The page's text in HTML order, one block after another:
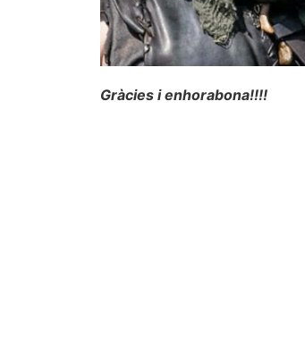
Gràcies i enhorabona!!!!